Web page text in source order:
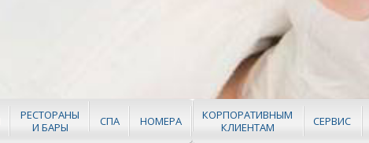
НОМЕРА
СПА
РЕСТОРАНЫ
И БАРЫ
КОРПОРАТИВНЫМ
КЛИЕНТАМ
СЕРВИС